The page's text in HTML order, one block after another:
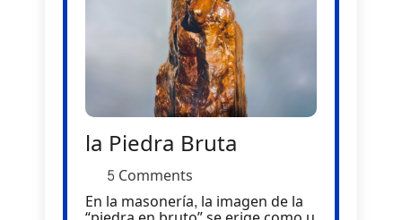
la Piedra Bruta
5 Comments
En la masonería, la imagen de la